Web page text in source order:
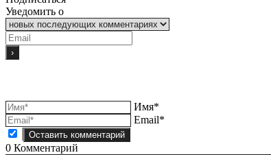
Уведомить о
Имя*
Email*
0 Комментарий